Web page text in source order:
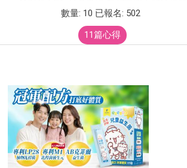
數量: 10 已報名: 502
11篇心得